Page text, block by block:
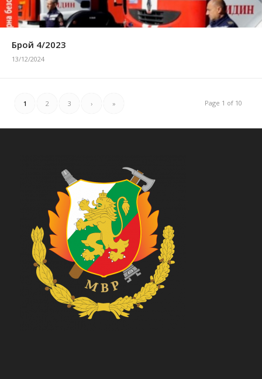
Брой 4/2023
13/12/2024
Page 1 of 10
1 2 3 › »